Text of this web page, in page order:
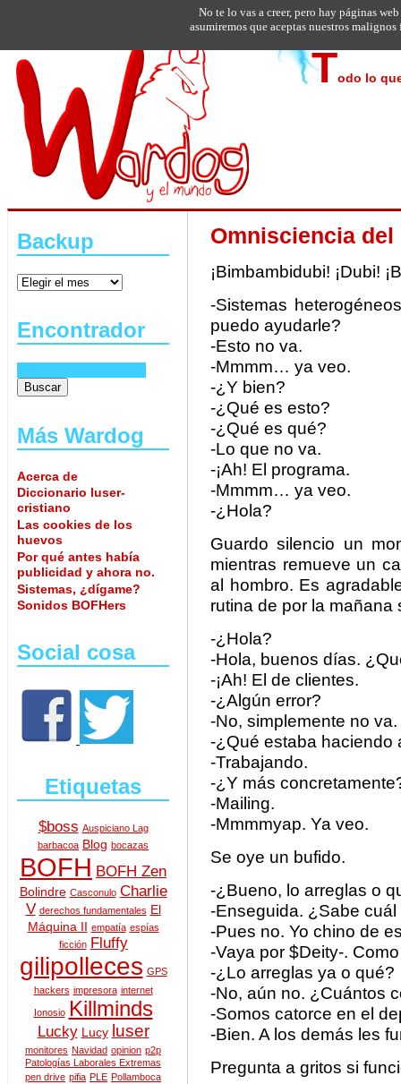
Todo lo
Backup
Encontrador
Más Wardog
Acerca de
Diccionario luser-
cristiano
Las cookies de los
huevos
Por qué antes había
publicidad y ahora no.
Sistemas, ¿dígame?
Sonidos BOFHers
Social cosa
Etiquetas
$boss Auspiciano Lag
barbacoa Blog bocazas
BOFH BOFH Zen
Bolindre Casconulo Charlie
V derechos fundamentales El
Máquina II empatía espías
ficción
Fluffy
gilipolleces GPS
hackers impresora internet
Ionosio Killminds
Lucky Lucy luser
monitores Navidad opinion p2p
Patologías Laborales Extremas
pen drive pifia PLE Pollamboca
Omnisciencia del
¡Bimbambidubi! ¡Dubi!
-Sistemas
puedo ayudarle?
-Esto no va.
-Mmmm… ya veo.
-¿Y bien?
-¿Qué es esto?
-¿Qué es qué?
-Lo que no va.
-¡Ah! El programa.
-Mmmm… ya veo.
-¿Hola?
Guardo silencio un
mientras remueve un
al hombro. Es
rutina de por la mañana
-¿Hola?
-Hola, buenos días.
-¡Ah! El de clientes.
-¿Algún error?
-No, simplemente no va.
-¿Qué estaba haciendo
-Trabajando.
-¿Y más
-Mailing.
-Mmmmyap. Ya veo.
Se oye un bufido.
-¿Bueno, lo arreglas o
-Enseguida. ¿Sabe
-Pues no. Yo chino de
-Vaya por $Deity-.
-¿Lo arreglas ya o qué?
-No, aún no. ¿Cuántos
-Somos catorce en el
-Bien. A los demás les
Pregunta a gritos si
No te lo vas a creer, pero hay páginas
asumiremos que aceptas nuestros